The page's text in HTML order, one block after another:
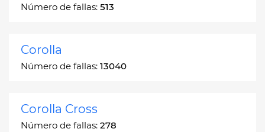
Número de fallas: 513
Corolla
Número de fallas: 13040
Corolla Cross
Número de fallas: 278